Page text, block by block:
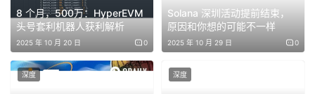
举债或印美钞，这些方法都与降低通货膨胀和国债的目标不
符，也与特朗普的减税承诺不符。
Cynthia Lummis 的“2024 比特币法案”立法草案则提到，
目前美国财政部持有大量黄金储备，这些黄金是以历史成本
8 个月，500万：HyperEVM
头号套利机器人获利解析
2025 年 10 月 20 日 0
Solana 深圳活动提前结束，
原因和你想的可能不一样
2025 年 10 月 29 日 0
深度 深度